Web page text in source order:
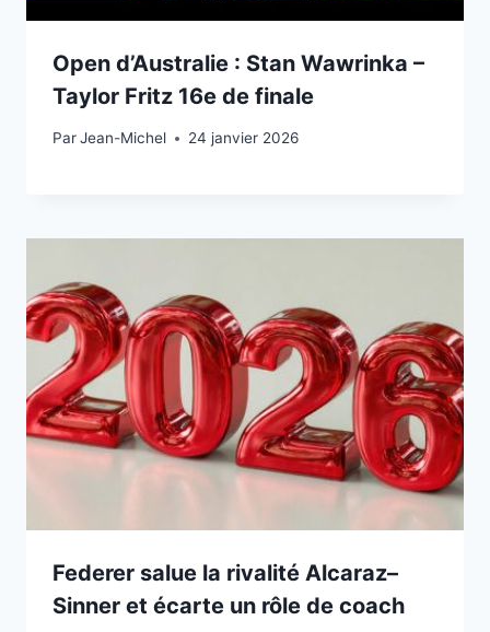
Open d’Australie : Stan Wawrinka –
Taylor Fritz 16e de finale
ParJean-Michel
24 janvier 2026 24 janvier 2026
Federer salue la rivalité Alcaraz–
Sinner et écarte un rôle de coach